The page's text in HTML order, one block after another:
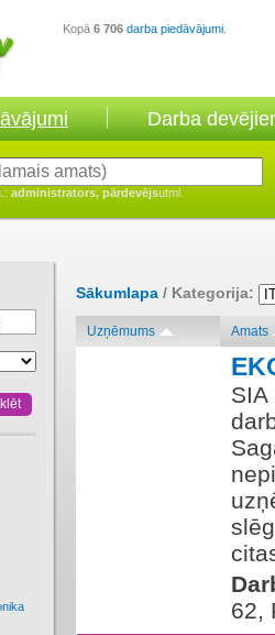
Kopā 6 706 darba piedāvājumi
Darba
administrators, pārdevējsutml.
Sākumlapa / Kategorija:
Uzņēmums Amats
SIA
62,